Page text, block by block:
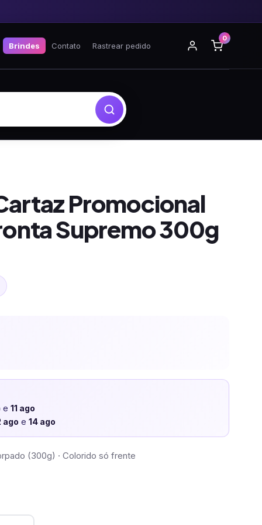
Brindes Contato Rastrear pedido
0
Promocional
Supremo 300g
e11 ago
ago e14 ago
(300g) · Colorido só frente